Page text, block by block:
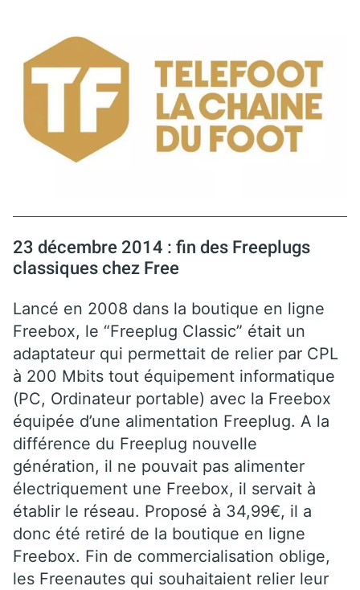
23 décembre 2014 : fin des Freeplugs
classiques chez Free
Lancé en 2008 dans la boutique en ligne
Freebox, le “Freeplug Classic” était un
adaptateur qui permettait de relier par CPL
à 200 Mbits tout équipement informatique
(PC, Ordinateur portable) avec la Freebox
équipée d’une alimentation Freeplug. A la
différence du Freeplug nouvelle
génération, il ne pouvait pas alimenter
électriquement une Freebox, il servait à
établir le réseau. Proposé à 34,99€, il a
donc été retiré de la boutique en ligne
Freebox. Fin de commercialisation oblige,
les Freenautes qui souhaitaient relier leur